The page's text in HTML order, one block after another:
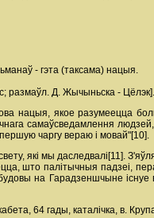
- гэта (таксама) нацыя.
с; размаўл. Д. Жычыньска - Цёлэк].
нацыя, якое разумеецца
самаўсведамлення
чаргу вераю і мовай"[10].
які мы даследвалі[11].
што палітычныя падзеі,
на Гарадзеншчыне
64 гады, каталічка, в.